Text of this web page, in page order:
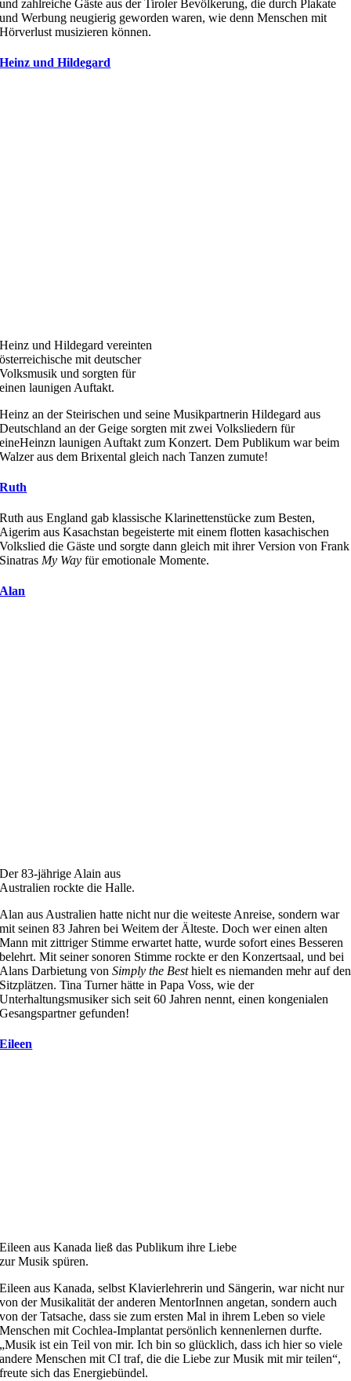
und zahlreiche Gäste aus der Tiroler Bevölkerung, die durch Plakate
und Werbung neugierig geworden waren, wie denn Menschen mit
Hörverlust musizieren können.
Heinz und Hildegard
Heinz und Hildegard vereinten
österreichische mit deutscher
Volksmusik und sorgten für
einen launigen Auftakt.
Heinz an der Steirischen und seine Musikpartnerin Hildegard aus
Deutschland an der Geige sorgten mit zwei Volksliedern für
eineHeinzn launigen Auftakt zum Konzert. Dem Publikum war beim
Walzer aus dem Brixental gleich nach Tanzen zumute!
Ruth
Ruth aus England gab klassische Klarinettenstücke zum Besten,
Aigerim aus Kasachstan begeisterte mit einem flotten kasachischen
Volkslied die Gäste und sorgte dann gleich mit ihrer Version von Frank
Sinatras My Way für emotionale Momente.
Alan
Der 83-jährige Alain aus
Australien rockte die Halle.
Alan aus Australien hatte nicht nur die weiteste Anreise, sondern war
mit seinen 83 Jahren bei Weitem der Älteste. Doch wer einen alten
Mann mit zittriger Stimme erwartet hatte, wurde sofort eines Besseren
belehrt. Mit seiner sonoren Stimme rockte er den Konzertsaal, und bei
Alans Darbietung vonSimply the Besthielt es niemanden mehr auf den
Sitzplätzen. Tina Turner hätte in Papa Voss, wie der
Unterhaltungsmusiker sich seit 60 Jahren nennt, einen kongenialen
Gesangspartner gefunden!
Eileen
Eileen aus Kanada ließ das Publikum ihre Liebe
zur Musik spüren.
Eileen aus Kanada, selbst Klavierlehrerin und Sängerin, war nicht nur
von der Musikalität der anderen MentorInnen angetan, sondern auch
von der Tatsache, dass sie zum ersten Mal in ihrem Leben so viele
Menschen mit Cochlea-Implantat persönlich kennenlernen durfte.
„Musik ist ein Teil von mir. Ich bin so glücklich, dass ich hier so viele
andere Menschen mit CI traf, die die Liebe zur Musik mit mir teilen“,
freute sich das Energiebündel.